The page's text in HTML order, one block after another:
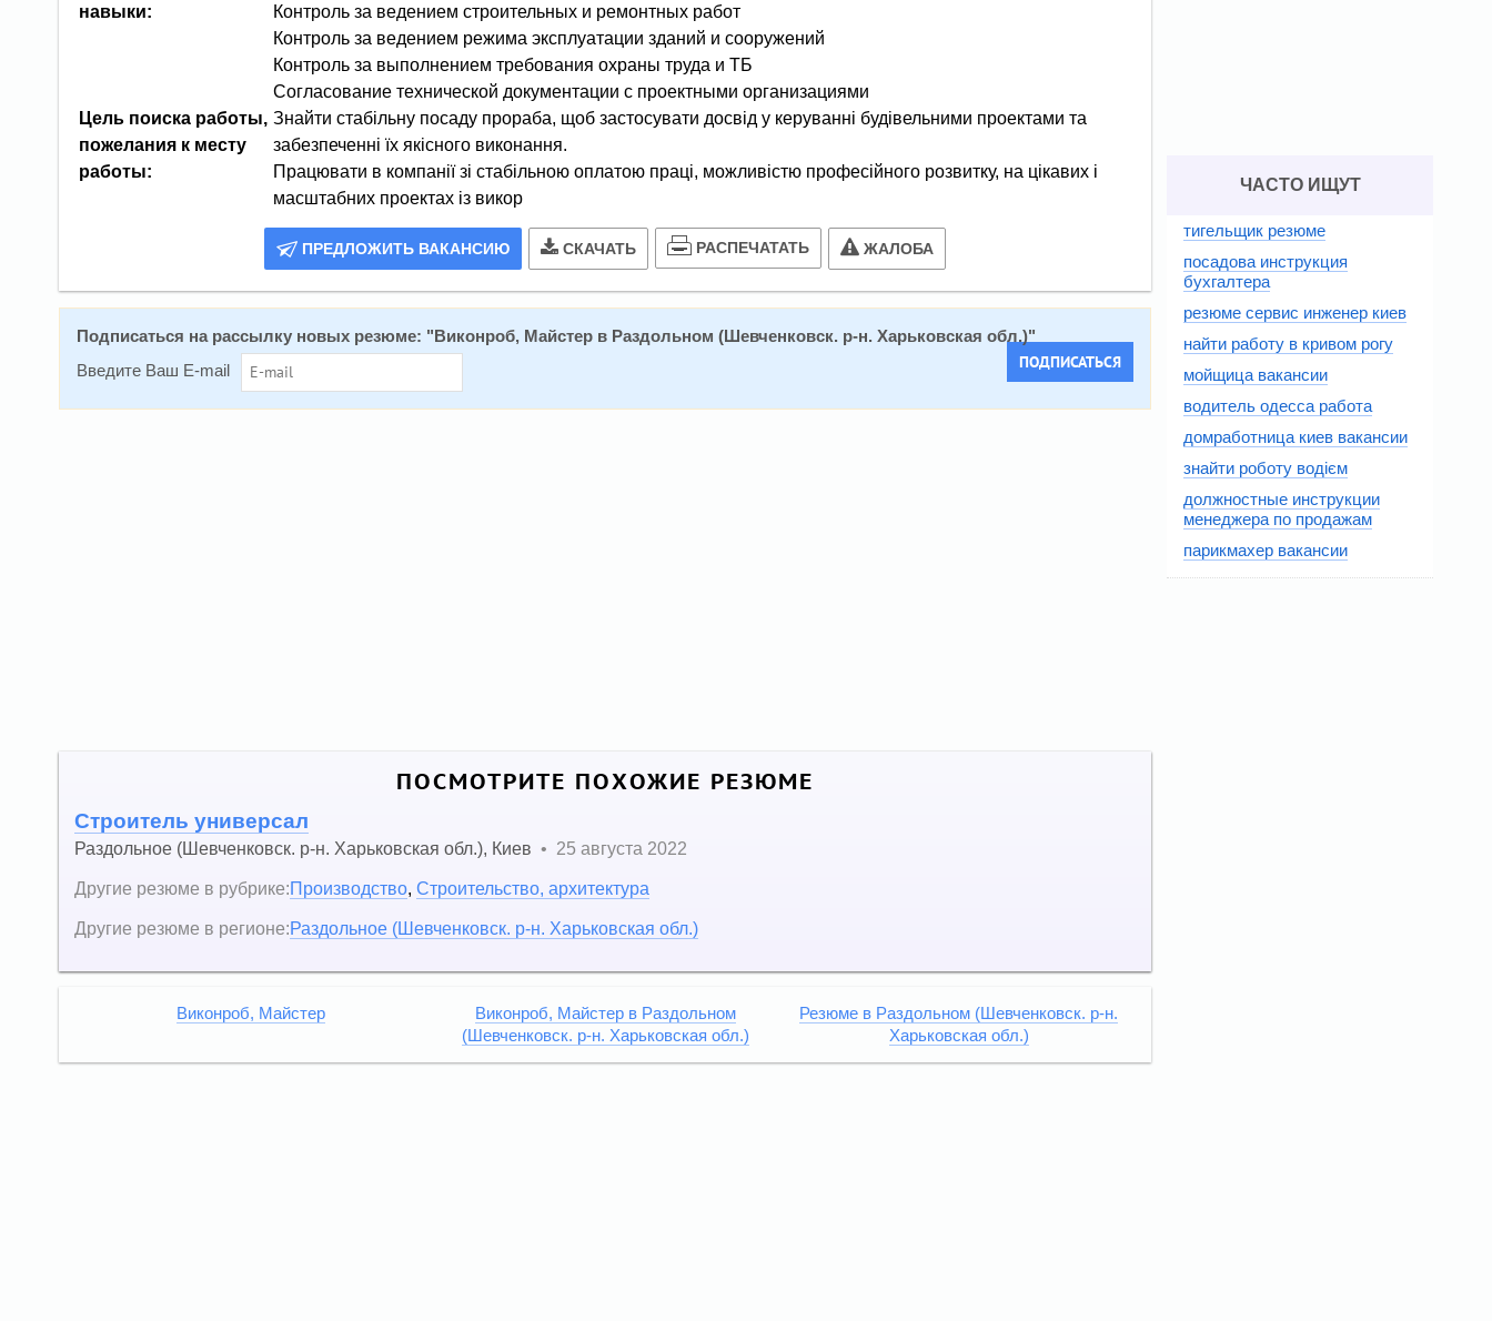
навыки:
Контроль за ведением строительных и ремонтных работ
Контроль за ведением режима эксплуатации зданий и сооружений
Контроль за выполнением требования охраны труда и ТБ
Согласование технической документации с проектными организациями
Цель поиска работы,
пожелания к месту
работы:
Знайти стабільну посаду прораба, щоб застосувати досвід у керуванні будівельними проектами та
забезпеченні їх якісного виконання.
Працювати в компанії зі стабільною оплатою праці, можливістю професійного розвитку, на цікавих і
масштабних проектах із викор
ПРЕДЛОЖИТЬ ВАКАНСИЮ СКАЧАТЬ РАСПЕЧАТАТЬ ЖАЛОБА
Подписаться на рассылку новых резюме: "Виконроб, Майстер в Раздольном (Шевченковск. р-н. Харьковская обл.)"
Введите Ваш E-mail
ПОДПИСАТЬСЯ
ПОСМОТРИТЕ ПОХОЖИЕ РЕЗЮМЕ
Строитель универсал
Раздольное (Шевченковск. р-н. Харьковская обл.) Киев • 25 августа 2022
Другие резюме в рубрике:Производство Строительство, архитектура
Другие резюме в регионе:Раздольное (Шевченковск. р-н. Харьковская обл.)
Виконроб, Майстер
Виконроб, Майстер в Раздольном
(Шевченковск. р-н. Харьковская обл.)
Резюме в Раздольном (Шевченковск. р-н.
Харьковская обл.)
ЧАСТО ИЩУТ
тигельщик резюме
посадова инструкция
бухгалтера
резюме сервис инженер киев
найти работу в кривом рогу
мойщица вакансии
водитель одесса работа
домработница киев вакансии
знайти роботу водієм
должностные инструкции
менеджера по продажам
парикмахер вакансии